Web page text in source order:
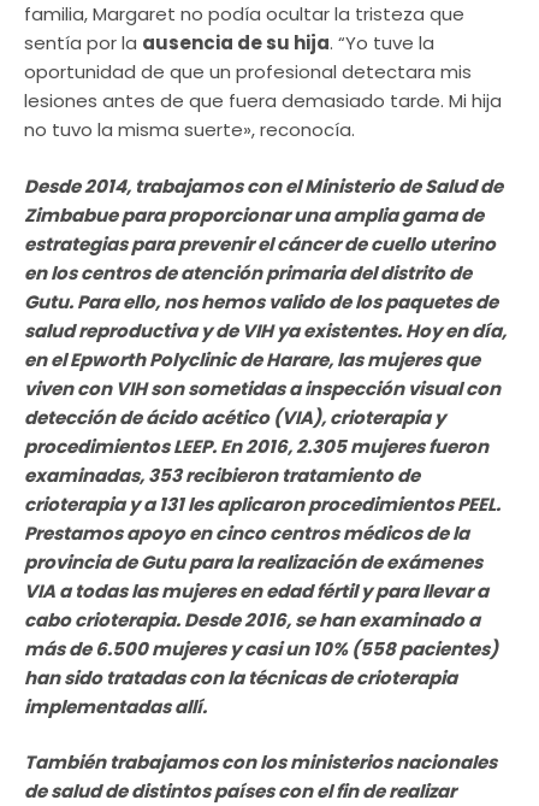
familia, Margaret no podía ocultar la tristeza que
sentía por la ausencia de su hija. “Yo tuve la
oportunidad de que un profesional detectara mis
lesiones antes de que fuera demasiado tarde. Mi hija
no tuvo la misma suerte», reconocía.
Desde 2014, trabajamos con el Ministerio de Salud de
Zimbabue para proporcionar una amplia gama de
estrategias para prevenir el cáncer de cuello uterino
en los centros de atención primaria del distrito de
Gutu. Para ello, nos hemos valido de los paquetes de
salud reproductiva y de VIH ya existentes. Hoy en día,
en el Epworth Polyclinic de Harare, las mujeres que
viven con VIH son sometidas a inspección visual con
detección de ácido acético (VIA), crioterapia y
procedimientos LEEP. En 2016, 2.305 mujeres fueron
examinadas, 353 recibieron tratamiento de
crioterapia y a 131 les aplicaron procedimientos PEEL.
Prestamos apoyo en cinco centros médicos de la
provincia de Gutu para la realización de exámenes
VIA a todas las mujeres en edad fértil y para llevar a
cabo crioterapia. Desde 2016, se han examinado a
más de 6.500 mujeres y casi un 10% (558 pacientes)
han sido tratadas con la técnicas de crioterapia
implementadas allí.
También trabajamos con los ministerios nacionales
de salud de distintos países con el fin de realizar